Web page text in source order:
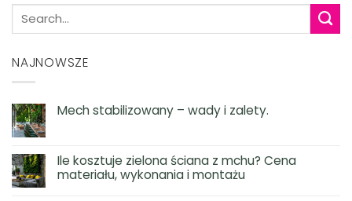
NAJNOWSZE
Mech stabilizowany – wady i zalety.
Ile kosztuje zielona ściana z mchu? Cena
materiału, wykonania i montażu